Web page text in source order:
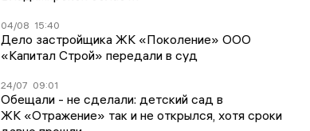
04/08 15:40
Дело застройщика ЖК «Поколение» ООО
«Капитал Строй» передали в суд
24/07 09:01
Обещали - не сделали: детский сад в
ЖК «Отражение» так и не открылся, хотя сроки